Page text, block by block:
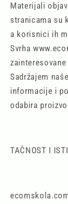
Materijali
stranicama su
a korisnici ih
Svrha
Sadržajem
informacije i
odabira
TAČNOST I